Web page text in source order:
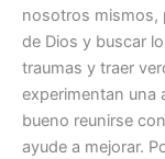
nosotros mismos,
de Dios y buscar
traumas y traer
experimentan una
bueno reunirse
ayude a mejorar.